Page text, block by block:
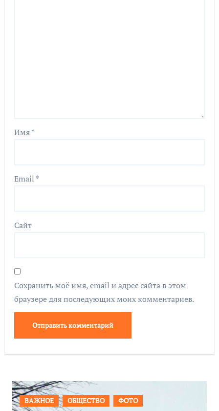
Имя*
Email *
Сайт
Сохранить моё имя, email и адрес сайта в этом
браузере для последующих моих комментариев.
ПРОИСШЕСТВИЯ ФОТО